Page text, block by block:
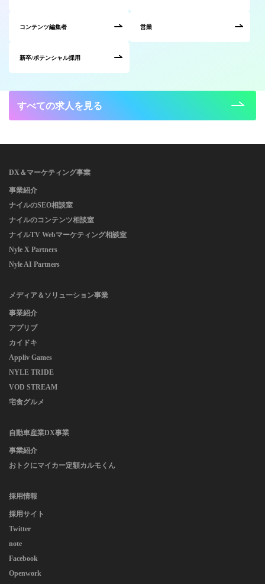
コンテンツ編集者 営業
新卒/ポテンシャル採用
すべての求人を見る
DX＆マーケティング事業
事業紹介
ナイルのSEO相談室
ナイルのコンテンツ相談室
ナイルTV Webマーケティング相談室
Nyle X Partners
Nyle AI Partners
メディア＆ソリューション事業
事業紹介
アプリブ
カイドキ
Appliv Games
NYLE TRIDE
VOD STREAM
宅食グルメ
自動車産業DX事業
事業紹介
おトクにマイカー定額カルモくん
採用情報
採用サイト
Twitter
note
Facebook
Openwork